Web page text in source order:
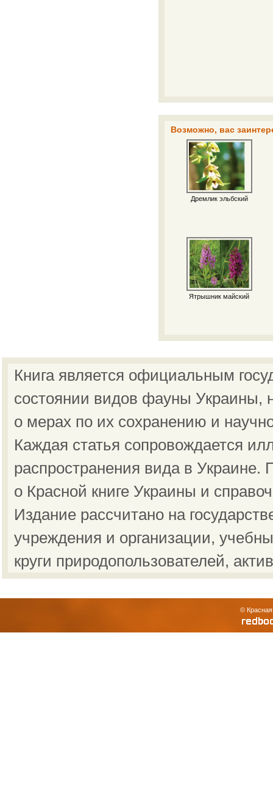
Возможно, вас
Дремлик эльбский
Ятрышник майский
Книга является официальным
состоянии видов фауны Украины,
о мерах по их сохранению и
Каждая статья сопровождается
распространения вида в
о Красной книге Украины и
Издание рассчитано на
учреждения и организации,
круги природопользователей,
©